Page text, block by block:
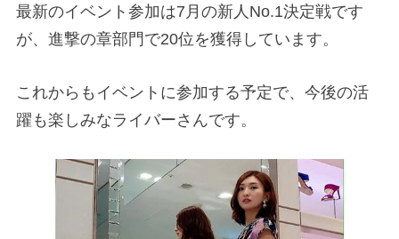
最新のイベント参加は7月の新人No.1決定戦です
が、進撃の章部門で20位を獲得しています。
これからもイベントに参加する予定で、今後の活
躍も楽しみなライバーさんです。